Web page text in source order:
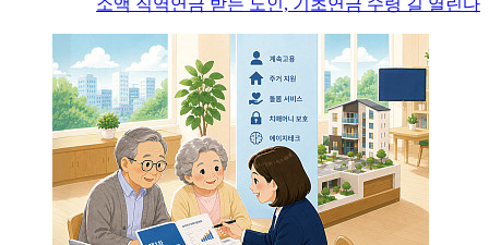
소액 직역연금 받는 노인, 기초연금 수령 길 열린다